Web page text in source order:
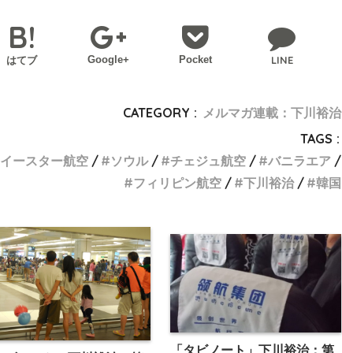
はてブ Google+ Pocket LINE
CATEGORY : メルマガ連載：下川裕治
TAGS :
イースター航空 ソウル チェジュ航空
バニラエア
フィリピン航空
下川裕治 韓国